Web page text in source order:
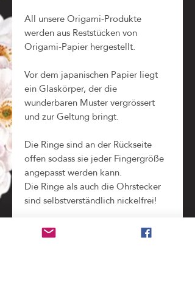
All unsere Origami-Produkte
werden aus Reststücken von
Origami-Papier hergestellt.
Vor dem japanischen Papier liegt
ein Glaskörper, der die
wunderbaren Muster vergrössert
und zur Geltung bringt.
Die Ringe sind an der Rückseite
offen sodass sie jeder Fingergröße
angepasst werden kann.
Die Ringe als auch die Ohrstecker
sind selbstverständlich nickelfrei!